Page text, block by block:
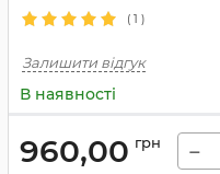
( 1 )
Залишити відгук
В наявності
960,00 грн −